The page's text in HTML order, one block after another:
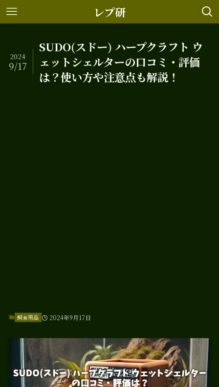
レプ研
SUDO(スドー) ハープクラフト ウ
ェットシェルターの口コミ・評価
は？使い方や注意点も解説！
2024
9/17
飼育用品 2024年9月17日